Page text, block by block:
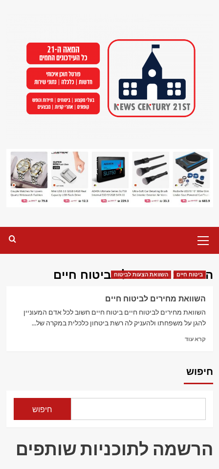
Menu
השוואת דמי ניהול בביטוח חיים
ביטוח חיים השוואת הצעות לביטוח
השוואת מחירים לביטוח חיים
השוואת מחירים לביטוח חיים ביטוח חיים חשוב לכל אדם המעוניין
להגן על משפחתו ולהעניק לה רשת ביטחון כלכלית במקרה של...
קרא עודRead
לביטוח
חיפוש
חיפוש
הרשמה לתוכניות שותפים